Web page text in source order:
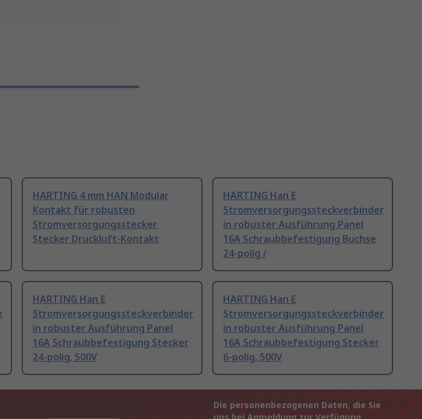
HARTING 4 mm HAN Modular
Kontakt für robusten
Stromversorgungsstecker
Stecker Druckluft-Kontakt
HARTING Han E
Stromversorgungssteckverbinder
in robuster Ausführung Panel
16A Schraubbefestigung Buchse
24-polig /
HARTING Han E
Stromversorgungssteckverbinder
in robuster Ausführung Panel
16A Schraubbefestigung Stecker
24-polig, 500V
HARTING Han E
Stromversorgungssteckverbinder
in robuster Ausführung Panel
16A Schraubbefestigung Stecker
6-polig, 500V
Die personenbezogenen Daten, die Sie